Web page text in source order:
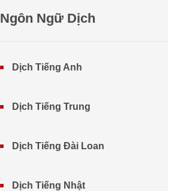
Ngôn Ngữ Dịch
Dịch Tiếng Anh
Dịch Tiếng Trung
Dịch Tiếng Đài Loan
Dịch Tiếng Nhật